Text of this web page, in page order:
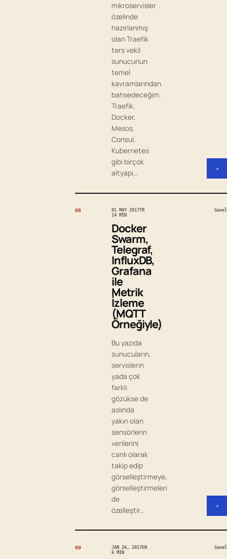
mikroservisler
özelinde
hazırlanmış
olan Traefik
ters vekil
sunucunun
temel
kavramlarından
bahsedeceğim.
Traefik,
Docker,
Mesos,
Consul,
Kubernetes
gibi birçok
altyapı…
↗
08 01 MAY 2017TR
14 MIN
Docker
Swarm,
Telegraf,
InfluxDB,
Grafana
ile
Metrik
İzleme
(MQTT
Örneğiyle)
Bu yazıda
sunucuların,
servislerin
yada çok
farklı
gözükse de
aslında
yakın olan
sensörlerin
verilerini
canlı olarak
takip edip
görselleştirmeye,
görselleştirmeleri
de
özelleştir…
Genel
↗
09 JAN 26, 2017 EN
6 MIN
Genel